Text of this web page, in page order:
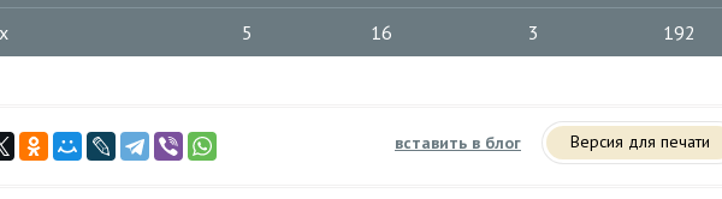
5 16 3 192
вставить в блог Версия для печати